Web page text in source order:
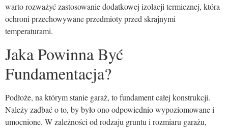
warto rozważyć zastosowanie dodatkowej izolacji termicznej, która
ochroni przechowywane przedmioty przed skrajnymi
temperaturami.
Jaka Powinna Być
Fundamentacja?
Podłoże, na którym stanie garaż, to fundament całej konstrukcji.
Należy zadbać o to, by było ono odpowiednio wypoziomowane i
umocnione. W zależności od rodzaju gruntu i rozmiaru garażu,